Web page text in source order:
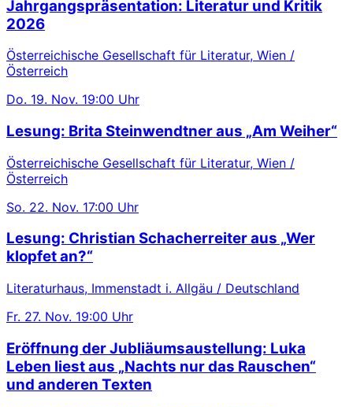
Jahrgangspräsentation: Literatur und Kritik
2026
Österreichische Gesellschaft für Literatur, Wien /
Österreich
Do. 19. Nov. 19:00 Uhr
Lesung: Brita Steinwendtner aus „Am Weiher“
Österreichische Gesellschaft für Literatur, Wien /
Österreich
So. 22. Nov. 17:00 Uhr
Lesung: Christian Schacherreiter aus „Wer
klopfet an?“
Literaturhaus, Immenstadt i. Allgäu / Deutschland
Fr. 27. Nov. 19:00 Uhr
Eröffnung der Jubliäumsaustellung: Luka
Leben liest aus „Nachts nur das Rauschen“
und anderen Texten